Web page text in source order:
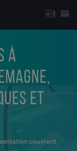
email
À
ET
couvrant